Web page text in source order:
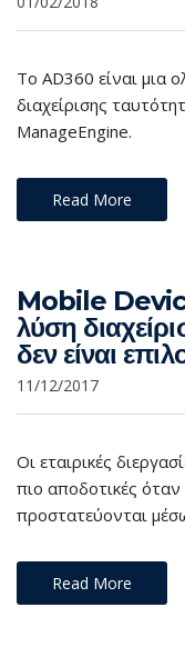
Το AD360 είναι μια
διαχείρισης
ManageEngine.
Read More
Mobile
λύση
δεν είναι
11/12/2017
Οι εταιρικές
πιο αποδοτικές
προστατεύονται
Read More